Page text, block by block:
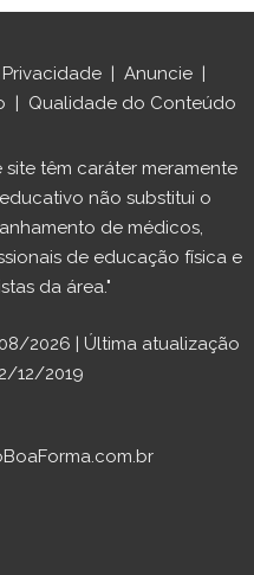
Anuncie
Qualidade do Conteúdo
site têm caráter meramente
não substitui o
de médicos,
de educação física e
da área."
2026 | Última atualização
12/2019